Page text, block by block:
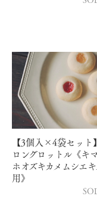
【3個入×4袋セット
ロングロットル《キ
ホオズキカメムシエ
用》